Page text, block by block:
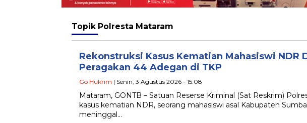
Topik Polresta Mataram
Rekonstruksi Kasus Kematian Mahasiswi NDR
Peragakan 44 Adegan di TKP
Go Hukrim | Senin, 3 Agustus 2026 - 15:08
Mataram, GONTB – Satuan Reserse Kriminal (Sat Reskrim)
kasus kematian NDR, seorang mahasiswi asal Kabupaten
meninggal…